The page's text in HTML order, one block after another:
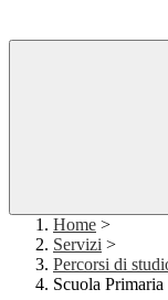
Home >
Servizi >
Percorsi di
Scuola Primaria